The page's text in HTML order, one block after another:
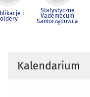
i Statystyczne
Vademecum
Samorządowca
Kalendarium